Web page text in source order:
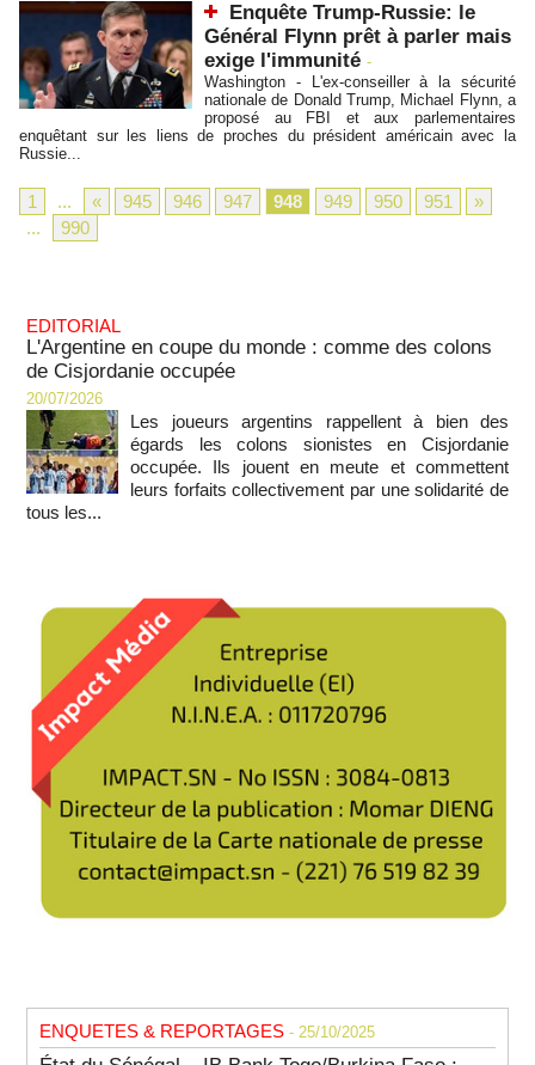
Enquête Trump-Russie: le
Général Flynn prêt à parler mais
exige l'immunité -
Washington - L'ex-conseiller à la sécurité
nationale de Donald Trump, Michael Flynn, a
proposé au FBI et aux parlementaires
enquêtant sur les liens de proches du président américain avec la
Russie...
1 ... « 945 946 947 948 949 950 951
»
...
990
EDITORIAL
L'Argentine en coupe du monde : comme des colons
de Cisjordanie occupée
20/07/2026
Les joueurs argentins rappellent à bien des
égards les colons sionistes en Cisjordanie
occupée. Ils jouent en meute et commettent
leurs forfaits collectivement par une solidarité de
tous les...
ENQUETES & REPORTAGES - 25/10/2025